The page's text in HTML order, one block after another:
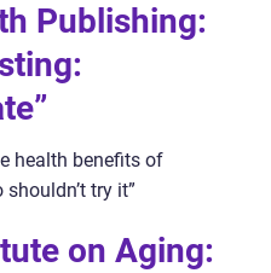
Publishing:
health benefits of
try it”
on Aging: